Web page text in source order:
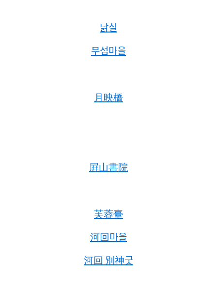
닭실
무섬마을
月映橋
屛山書院
芙蓉臺
河回마을
河回 別神굿